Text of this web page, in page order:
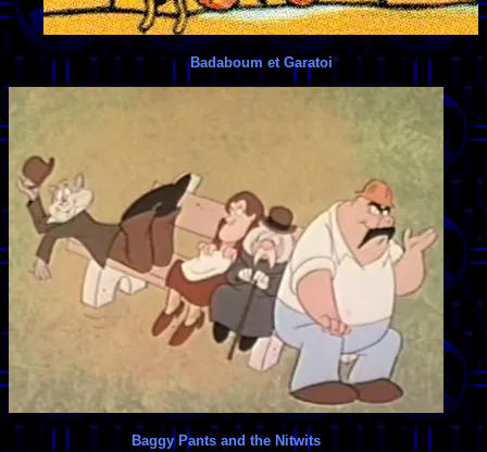
Badaboum et Garatoi
Baggy Pants and the Nitwits